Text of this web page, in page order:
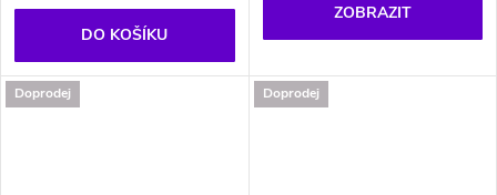
DO KOŠÍKU
ZOBRAZIT
Doprodej Doprodej